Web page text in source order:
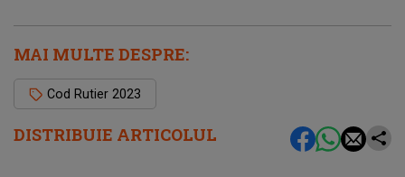
DISTRIBUIE ARTICOLUL
MAI MULTE DESPRE:
Cod Rutier 2023